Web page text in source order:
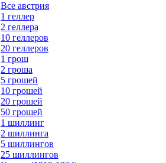
Все австрия
1 геллер
2 геллера
10 геллеров
20 геллеров
1 грош
2 гроша
5 грошей
10 грошей
20 грошей
50 грошей
1 шиллинг
2 шиллинга
5 шиллингов
25 шиллингов